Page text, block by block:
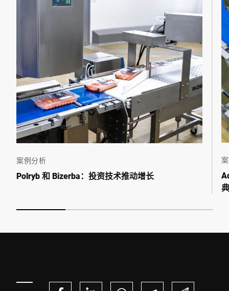
城市 *
国家 *
联系我们 *
案例分析
Polryb 和 Bizerba：投资技术推动增长